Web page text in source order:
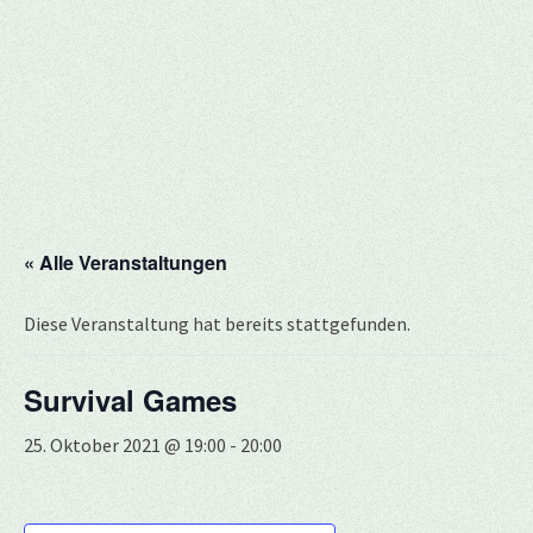
« Alle Veranstaltungen
Diese Veranstaltung hat bereits stattgefunden.
Survival Games
25. Oktober 2021 @ 19:00 - 20:00